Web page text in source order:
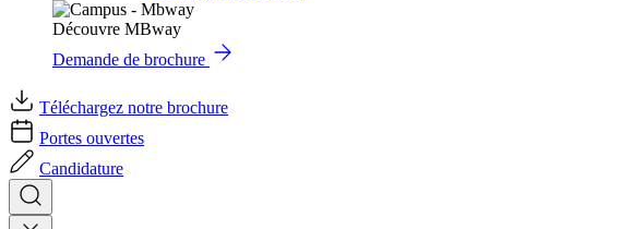
Découvre MBway
Demande de brochure
Téléchargez notre brochure
Portes ouvertes
Candidature